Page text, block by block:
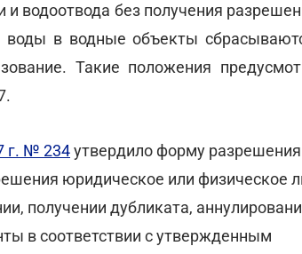
водоотвода без получения
воды в водные объекты
Такие положения
г. № 234утвердило форму
юридическое или физическое
получении дубликата,
в соответствии с утвержденным